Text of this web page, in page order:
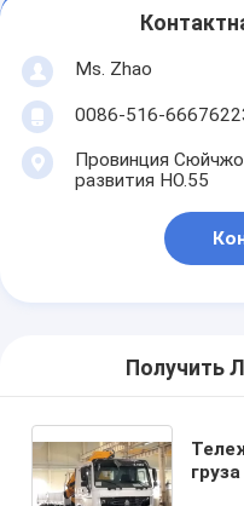
Ms. Zhao
0086-516-
Провинция
развития НО.55
Получить